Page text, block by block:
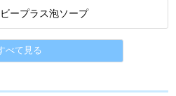
ープラス泡ソープ
べて見る